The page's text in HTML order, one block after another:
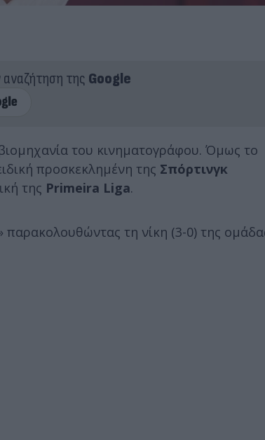
της Google
του κινηματογράφου. Όμως το
προσκεκλημένη της Σπόρτινγκ
της Primeira Liga.
τη νίκη (3-0) της